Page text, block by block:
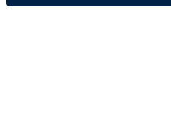
「百楽」監修中華第3